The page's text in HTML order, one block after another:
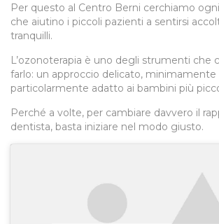
Per questo al Centro Berni cerchiamo
che aiutino i piccoli pazienti a sentirsi
tranquilli.
L’ozonoterapia è uno degli strumenti che
farlo: un approccio delicato, minimamente
particolarmente adatto ai bambini più
Perché a volte, per cambiare davvero il
dentista, basta iniziare nel modo giusto.